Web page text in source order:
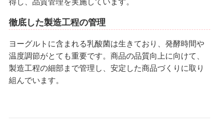
徹底した製造工程の管理
ヨーグルトに含まれる乳酸菌は生きており、発酵時間や
温度調節がとても重要です。商品の品質向上に向けて、
製造工程の細部まで管理し、安定した商品づくりに取り
組んでいます。